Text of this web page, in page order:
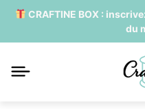
CRAFTINE BOX :
du